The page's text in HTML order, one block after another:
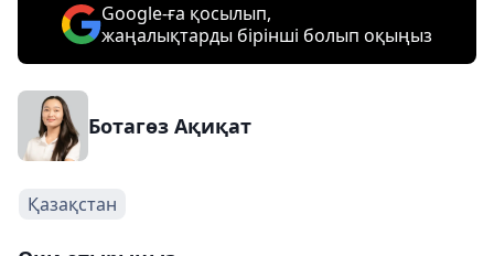
Google-ға қосылып,
жаңалықтарды бірінші болып оқыңыз
Ботагөз Ақиқат
Қазақстан